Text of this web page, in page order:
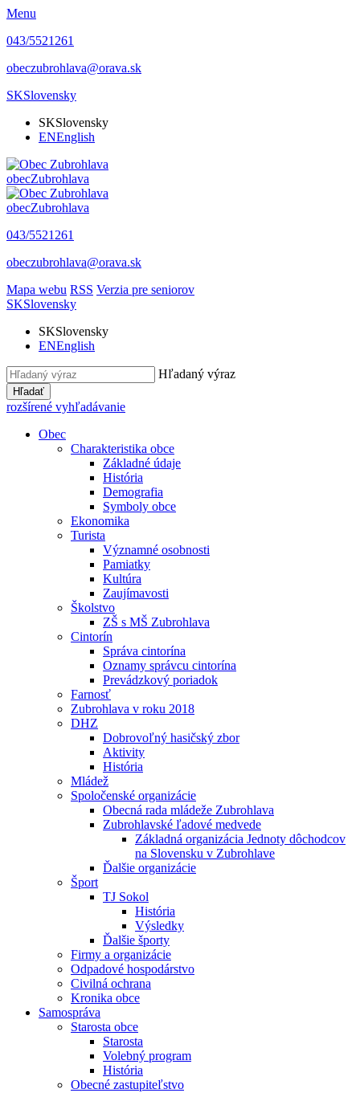
Menu
043/5521261
obeczubrohlava@orava.sk
SKSlovensky
SKSlovensky
ENEnglish
obecZubrohlava
obecZubrohlava
043/5521261
obeczubrohlava@orava.sk
Mapa webu RSS Verzia pre seniorov
SKSlovensky
SKSlovensky
ENEnglish
Hľadaný výraz
Hľadať
rozšírené vyhľadávanie
Obec
Charakteristika obce
Základné údaje
História
Demografia
Symboly obce
Ekonomika
Turista
Významné osobnosti
Pamiatky
Kultúra
Zaujímavosti
Školstvo
ZŠ s MŠ Zubrohlava
Cintorín
Správa cintorína
Oznamy správcu cintorína
Prevádzkový poriadok
Farnosť
Zubrohlava v roku 2018
DHZ
Dobrovoľný hasičský zbor
Aktivity
História
Mládež
Spoločenské organizácie
Obecná rada mládeže Zubrohlava
Zubrohlavské ľadové medvede
Základná organizácia Jednoty dôchodcov
na Slovensku v Zubrohlave
Ďalšie organizácie
Šport
TJ Sokol
História
Výsledky
Ďalšie športy
Firmy a organizácie
Odpadové hospodárstvo
Civilná ochrana
Kronika obce
Samospráva
Starosta obce
Starosta
Volebný program
História
Obecné zastupiteľstvo